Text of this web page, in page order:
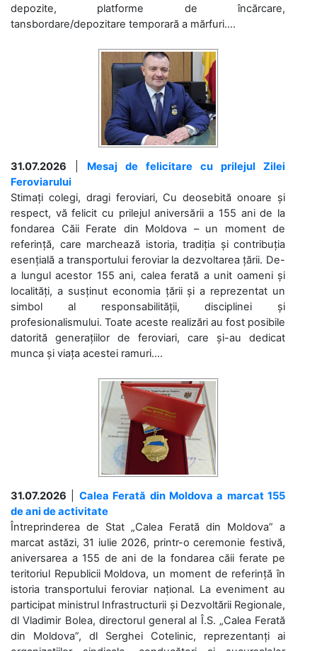
depozite, platforme de încărcare,
tansbordare/depozitare temporară a mărfuri....
31.07.2026
Mesaj de felicitare cu prilejul Zilei
Feroviarului
Stimați colegi, dragi feroviari, Cu deosebită onoare și
respect, vă felicit cu prilejul aniversării a 155 ani de la
fondarea Căii Ferate din Moldova – un moment de
referință, care marchează istoria, tradiția și contribuția
esențială a transportului feroviar la dezvoltarea țării. De-
a lungul acestor 155 ani, calea ferată a unit oameni și
localități, a susținut economia țării și a reprezentat un
simbol al responsabilității, disciplinei și
profesionalismului. Toate aceste realizări au fost posibile
datorită generațiilor de feroviari, care și-au dedicat
munca și viața acestei ramuri....
31.07.2026
Calea Ferată din Moldova a marcat 155
de ani de activitate
Întreprinderea de Stat „Calea Ferată din Moldova” a
marcat astăzi, 31 iulie 2026, printr-o ceremonie festivă,
aniversarea a 155 de ani de la fondarea căii ferate pe
teritoriul Republicii Moldova, un moment de referință în
istoria transportului feroviar național. La eveniment au
participat ministrul Infrastructurii și Dezvoltării Regionale,
dl Vladimir Bolea, directorul general al Î.S. „Calea Ferată
din Moldova”, dl Serghei Cotelinic, reprezentanți ai